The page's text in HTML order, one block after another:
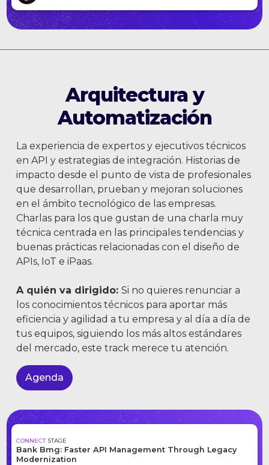
CONNECT STAGE
Bank Bmg: Faster API Management Through Legacy
Modernization
Arquitectura y
Automatización
La experiencia de expertos y ejecutivos técnicos
en API y estrategias de integración. Historias de
impacto desde el punto de vista de profesionales
que desarrollan, prueban y mejoran soluciones
en el ámbito tecnológico de las empresas.
Charlas para los que gustan de una charla muy
técnica centrada en las principales tendencias y
buenas prácticas relacionadas con el diseño de
APIs, IoT e iPaas.
A quién va dirigido:Si no quieres renunciar a
los conocimientos técnicos para aportar más
eficiencia y agilidad a tu empresa y al día a día de
tus equipos, siguiendo los más altos estándares
del mercado, este track merece tu atención.
Agenda